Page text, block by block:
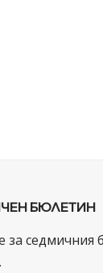
БЮЛЕТИН
за седмичния